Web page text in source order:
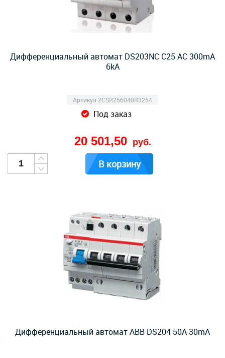
Дифференциальный автомат DS203NC C25 AC 300mA
6kA
Артикул 2CSR256040R3254
Под заказ
20 501,50 руб.
В корзину
Дифференциальный автомат ABB DS204 50А 30mA